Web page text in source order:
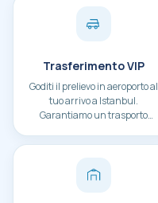
Trasferimento VIP
Goditi il prelievo in aeroporto al
tuo arrivo a Istanbul.
Garantiamo un trasporto